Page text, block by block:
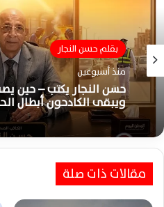
بقلم حسن النجار
منذ أسبوعين
حسن النجار يكتب – حين
ويبقى الكادحون أبطال
مقالات ذات صلة